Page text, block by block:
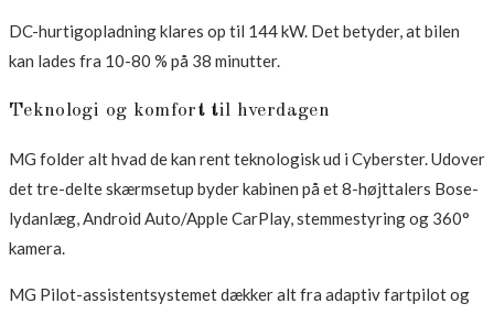
DC-hurtigopladning klares op til 144 kW. Det betyder, at bilen
kan lades fra 10-80 % på 38 minutter.
Teknologi og komfort til hverdagen
MG folder alt hvad de kan rent teknologisk ud i Cyberster. Udover
det tre-delte skærmsetup byder kabinen på et 8-højttalers Bose-
lydanlæg, Android Auto/Apple CarPlay, stemmestyring og 360°
kamera.
MG Pilot-assistentsystemet dækker alt fra adaptiv fartpilot og